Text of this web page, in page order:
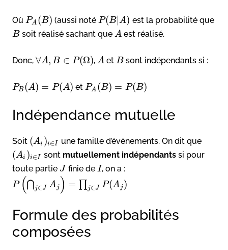
Où PA (B) (aussi noté P(B |A) est la probabilité que
B soit réalisé sachant que A est réalisé.
Donc, ∀A, B ∈ P(Ω), A et B sont indépendants si :
PB (A) = P(A) et PA (B) = P(B)
Indépendance mutuelle
Soit (Ai )i∈ I une famille d’évènements. On dit que
(Ai )i∈ I sont mutuellement indépendantssi pour
toute partie J finie de I, on a :
P (⋂j∈J Aj ) = j∈J P(Aj)
Formule des probabilités
composées